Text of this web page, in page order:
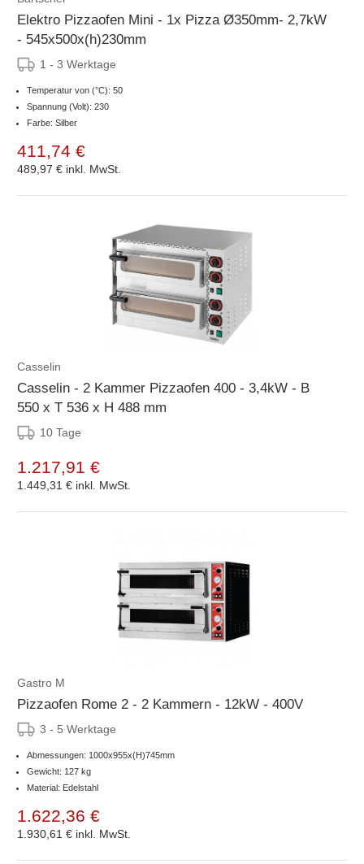
Elektro Pizzaofen Mini - 1x Pizza Ø350mm- 2,7kW
- 545x500x(h)230mm
1 - 3 Werktage
Temperatur von (°C): 50
Spannung (Volt): 230
Farbe: Silber
411,74 €
489,97 € inkl. MwSt.
Casselin
Casselin - 2 Kammer Pizzaofen 400 - 3,4kW - B
550 x T 536 x H 488 mm
10 Tage
1.217,91 €
1.449,31 € inkl. MwSt.
Gastro M
Pizzaofen Rome 2 - 2 Kammern - 12kW - 400V
3 - 5 Werktage
Abmessungen: 1000x955x(H)745mm
Gewicht: 127 kg
Material: Edelstahl
1.622,36 €
1.930,61 € inkl. MwSt.